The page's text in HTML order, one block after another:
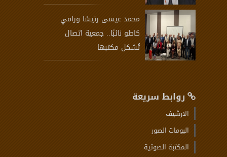
محمد عيسى رئيسًا ورامي
كاطو نائبًا.. جمعية اتصال
تُشكل مكتبها
روابط سريعة
الارشيف
البومات الصور
المكتبة الصوتية